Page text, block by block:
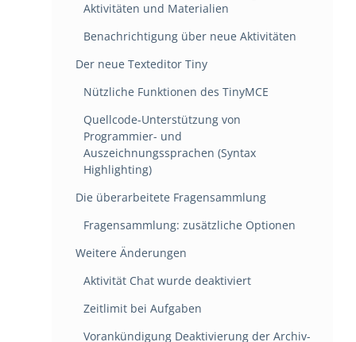
Aktivitäten und Materialien
Benachrichtigung über neue Aktivitäten
Der neue Texteditor Tiny
Nützliche Funktionen des TinyMCE
Quellcode-Unterstützung von
Programmier- und
Auszeichnungssprachen (Syntax
Highlighting)
Die überarbeitete Fragensammlung
Fragensammlung: zusätzliche Optionen
Weitere Änderungen
Aktivität Chat wurde deaktiviert
Zeitlimit bei Aufgaben
Vorankündigung Deaktivierung der Archiv-